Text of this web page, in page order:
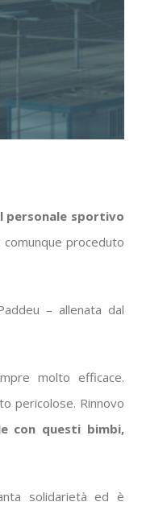
personale sportivo
proceduto
– allenata dal
molto efficace.
pericolose. Rinnovo
con questi bimbi,
solidarietà ed è